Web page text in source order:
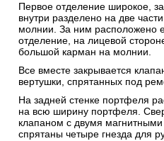
Первое отделение широкое,
внутри разделено на две
молнии. За ним расположено
отделение, на лицевой
большой карман на молнии.
Все вместе закрывается
вертушки, спрятанных под
На задней стенке портфеля
на всю ширину портфеля.
клапаном с двумя
спрятаны четыре гнезда для